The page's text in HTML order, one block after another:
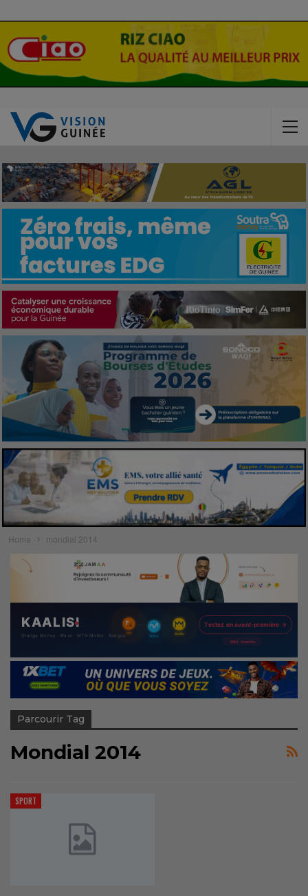
Home mondial 2014
Parcourir Tag
Mondial 2014
SPORT